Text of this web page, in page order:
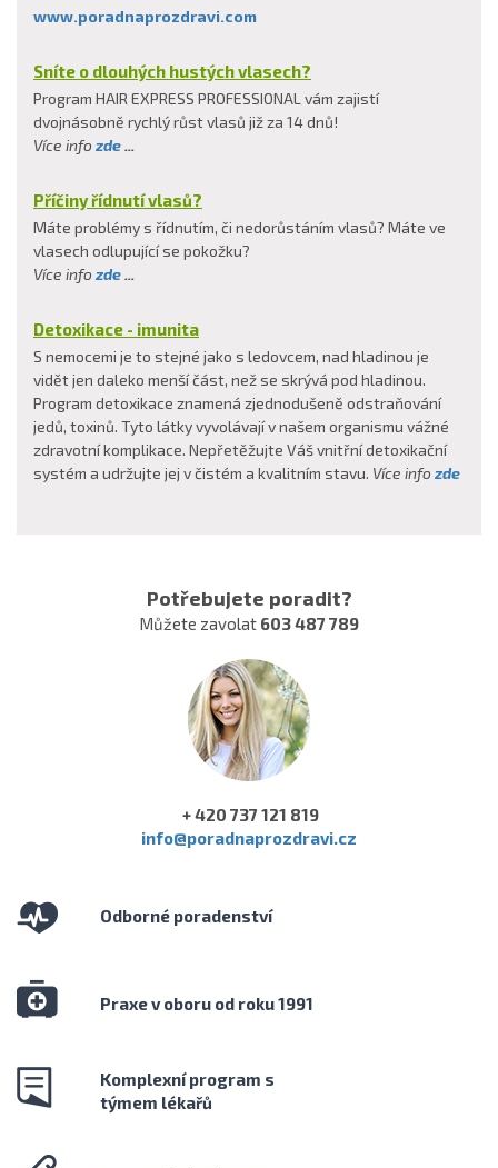
www.poradnaprozdravi.com
Sníte o dlouhých hustých vlasech?
Program HAIR EXPRESS PROFESSIONAL vám zajistí
dvojnásobně rychlý růst vlasů již za 14 dnů!
Více info zde...
Příčiny řídnutí vlasů?
Máte problémy s řídnutím, či nedorůstáním vlasů? Máte ve
vlasech odlupující se pokožku?
Více info zde...
Detoxikace - imunita
S nemocemi je to stejné jako s ledovcem, nad hladinou je
vidět jen daleko menší část, než se skrývá pod hladinou.
Program detoxikace znamená zjednodušeně odstraňování
jedů, toxinů. Tyto látky vyvolávají v našem organismu vážné
zdravotní komplikace. Nepřetěžujte Váš vnitřní detoxikační
systém a udržujte jej v čistém a kvalitním stavu. Více info zde
Potřebujete poradit?
Můžete zavolat 603 487 789
+ 420 737 121 819
info@poradnaprozdravi.cz
Odborné poradenství
Praxe v oboru od roku 1991
Komplexní program s
týmem lékařů